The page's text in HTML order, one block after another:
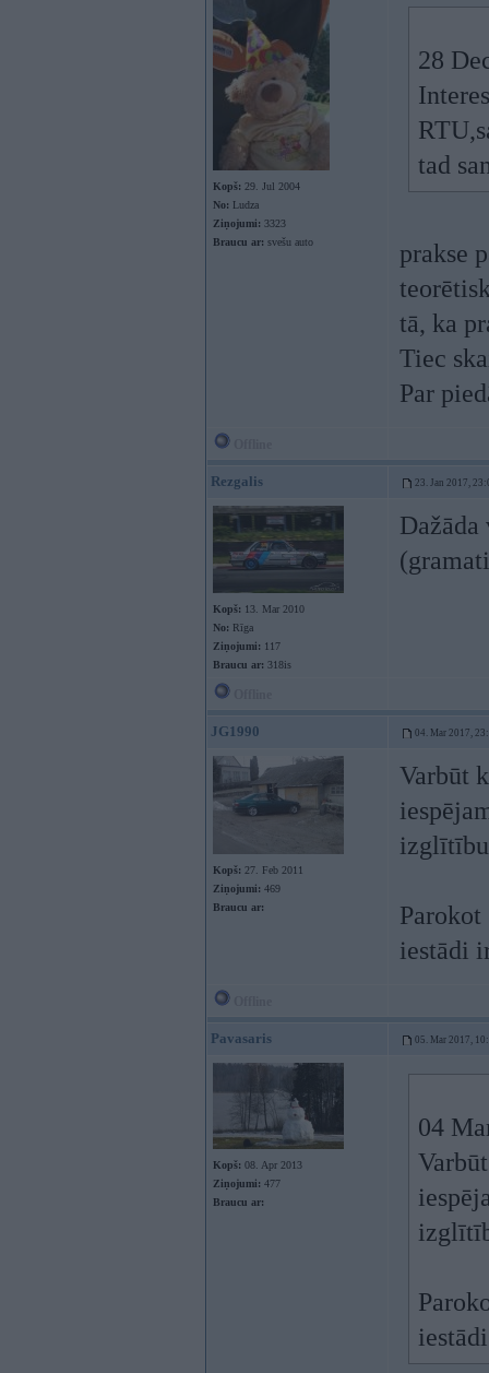
Kopš: 29. Jul 2004
No: Ludza
Ziņojumi: 3323
Braucu ar: svešu auto
28
tad
prakse
tā, ka
Tiec
Par
Rezgalis 23. Jan 2017,
Kopš: 13. Mar 2010
No: Rīga
Ziņojumi: 117
Braucu ar: 318is
Dažāda
JG1990 04. Mar 2017,
Kopš: 27. Feb 2011
Ziņojumi: 469
Braucu ar:
Varbūt
iestādi
Pavasaris 05. Mar 2017,
Kopš: 08. Apr 2013
Ziņojumi: 477
Braucu ar:
04